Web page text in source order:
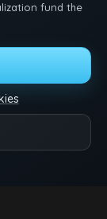
fund the
lo spettacolo.